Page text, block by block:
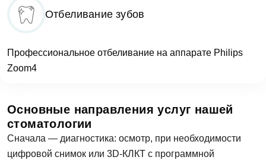
Отбеливание зубов
Профессиональное отбеливание на аппарате Philips
Zoom4
Основные направления услуг нашей
стоматологии
Сначала — диагностика: осмотр, при необходимости
цифровой снимок или 3D-КЛКТ с программной